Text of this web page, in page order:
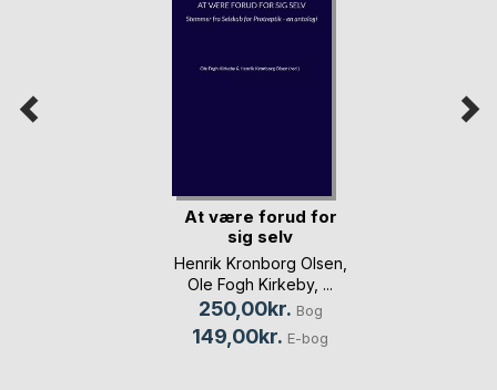
At være forud for
sig selv
Henrik Kronborg Olsen
Ole Fogh Kirkeby, ...
250,00kr. Bog
149,00kr. E-bog